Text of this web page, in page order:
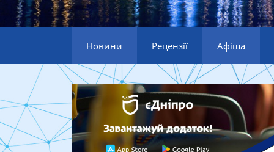
Новини Рецензії Афіша